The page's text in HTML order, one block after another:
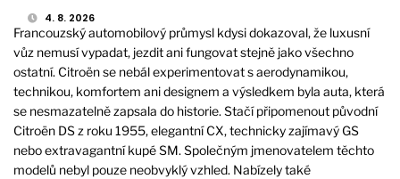
4. 8. 2026
Francouzský automobilový průmysl kdysi dokazoval, že luxusní
vůz nemusí vypadat, jezdit ani fungovat stejně jako všechno
ostatní. Citroën se nebál experimentovat s aerodynamikou,
technikou, komfortem ani designem a výsledkem byla auta, která
se nesmazatelně zapsala do historie. Stačí připomenout původní
Citroën DS z roku 1955, elegantní CX, technicky zajímavý GS
nebo extravagantní kupé SM. Společným jmenovatelem těchto
modelů nebyl pouze neobvyklý vzhled. Nabízely také